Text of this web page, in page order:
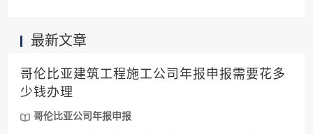
最新文章
哥伦比亚建筑工程施工公司年报申报需要花多
少钱办理
哥伦比亚公司年报申报